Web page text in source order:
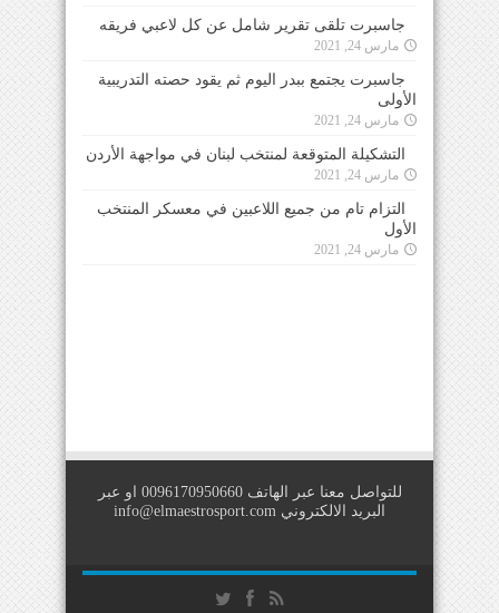
جاسبرت تلقى تقرير شامل عن كل لاعبي فريقه
مارس 24, 2021
جاسبرت يجتمع ببدر اليوم ثم يقود حصته التدريبية
الأولى
مارس 24, 2021
التشكيلة المتوقعة لمنتخب لبنان في مواجهة الأردن
مارس 24, 2021
التزام تام من جميع اللاعبين في معسكر المنتخب
الأول
مارس 24, 2021
للتواصل معنا عبر الهاتف 0096170950660 او عبر
البريد الالكتروني info@elmaestrosport.com